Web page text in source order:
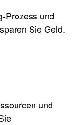
Prozess und
Sie Geld.
und